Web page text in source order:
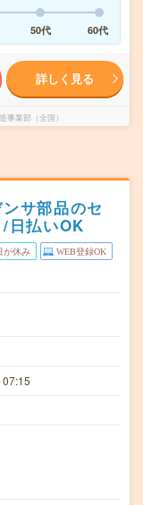
50代 60代
詳しく見る
業部（全国）
サ部品のセ
日払いOK
が休み WEB登録OK